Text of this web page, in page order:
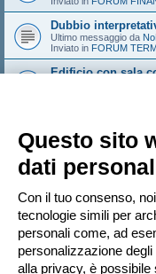
Dubbio
Ultimo messaggio da
Inviato in FORUM
Edificio con sala
compartimentano
Ultimo messaggio da
Dominio web
Ultimo messaggio da
Inviato inFORUM
La ricerca ha trovato più di
Questo sito
dati
Con il tuo consenso,
tecnologie simili per
personali come, ad
personalizzazione
alla privacy, è possibile